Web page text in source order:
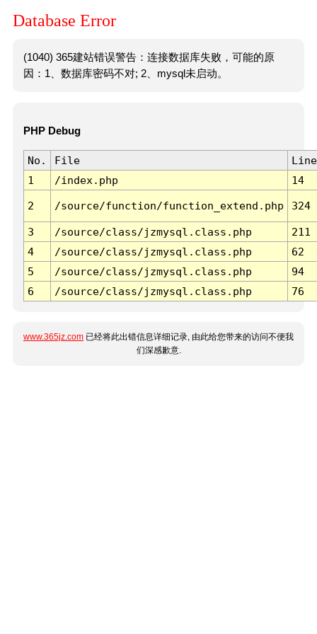
Database Error
(1040) 365建站错误警告：连接数据库失败，可能的原
因：1、数据库密码不对; 2、mysql未启动。
PHP Debug
No. File
Line
1
/index.php 14
2 /source/function/function_extend.php 324
3 /source/class/jzmysql.class.php
211
4
/source/class/jzmysql.class.php
62
5
/source/class/jzmysql.class.php
94
6
/source/class/jzmysql.class.php 76
www.365jz.com 已经将此出错信息详细记录, 由此给您带来的访问不便我
们深感歉意.